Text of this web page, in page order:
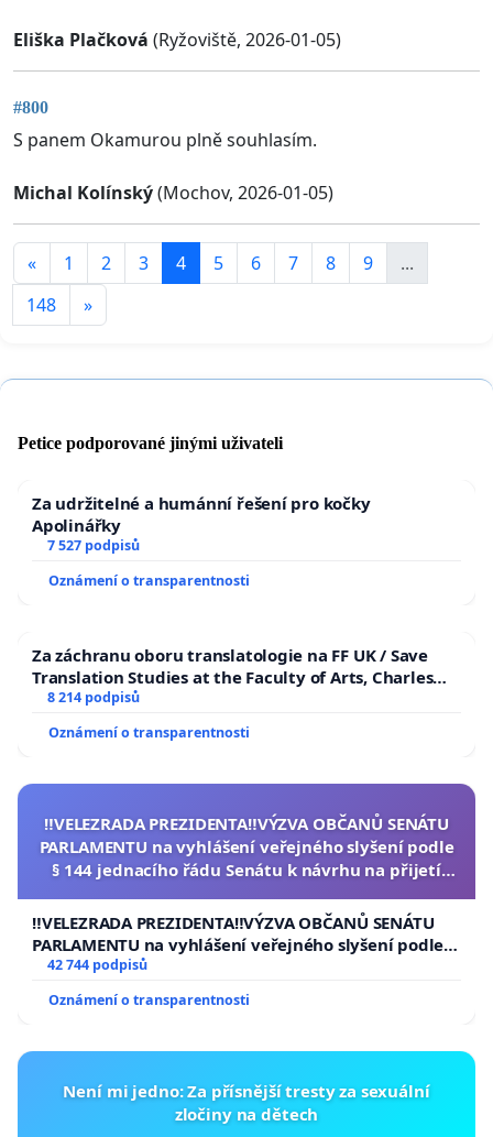
Eliška Plačková (Ryžoviště, 2026-01-05)
#800
S panem Okamurou plně souhlasím.
Michal Kolínský(Mochov, 2026-01-05)
« 1 2 3 4 5 6 7 8 9
...
148
»
Petice podporované jinými uživateli
Za udržitelné a humánní řešení pro kočky
Apolinářky
7 527 podpisů
Oznámení o transparentnosti
Za záchranu oboru translatologie na FF UK / Save
Translation Studies at the Faculty of Arts, Charles
University
8 214 podpisů
Oznámení o transparentnosti
‼️VELEZRADA PREZIDENTA‼️VÝZVA OBČANŮ SENÁTU
PARLAMENTU na vyhlášení veřejného slyšení podle
§ 144 jednacího řádu Senátu k návrhu na přijetí
republiky
‼️VELEZRADA PREZIDENTA‼️VÝZVA OBČANŮ SENÁTU
PARLAMENTU na vyhlášení veřejného slyšení podle §
144 jednacího řádu Senátu k návrhu na přijetí
republiky
42 744 podpisů
Oznámení o transparentnosti
Není mi jedno: Za přísnější tresty za sexuální
zločiny na dětech